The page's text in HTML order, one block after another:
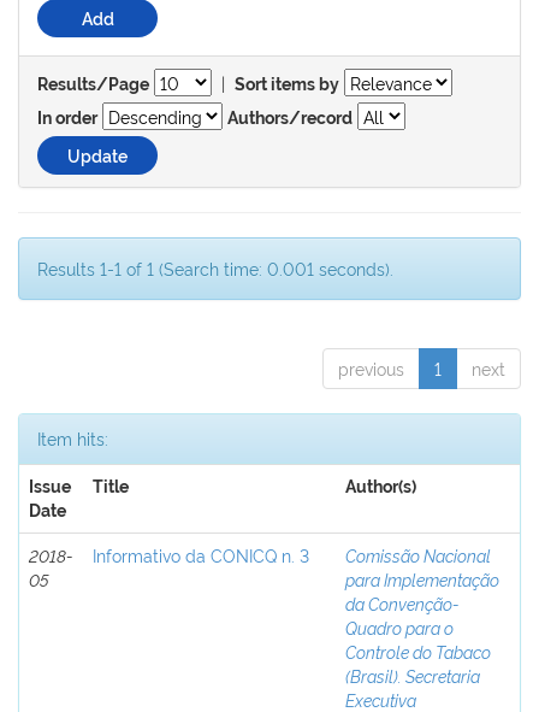
Results/Page | Sort items by
In order
Authors/record
Results 1-1 of 1 (Search time: 0.001 seconds).
previous 1 next
Item hits:
Issue
Date
Title Author(s)
2018-
05
Informativo da CONICQ n. 3
Comissão Nacional
para Implementação
da Convenção-
Quadro para o
Controle do Tabaco
(Brasil). Secretaria
Executiva